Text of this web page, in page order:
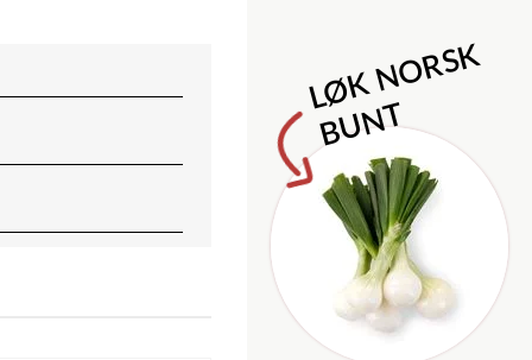
L
Ø
K
N
O
R
S
K
B
U
N
T